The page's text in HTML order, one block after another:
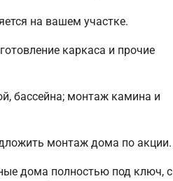
на вашем участке.
каркаса и прочие
бассейна; монтаж камина и
монтаж дома по акции.
дома полностью под ключ, с